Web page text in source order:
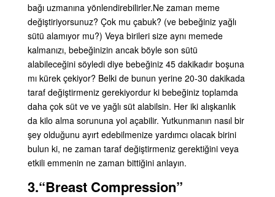
bağı uzmanına yönlendirebilirler.Ne zaman meme
değiştiriyorsunuz? Çok mu çabuk? (ve bebeğiniz yağlı
sütü alamıyor mu?) Veya birileri size aynı memede
kalmanızı, bebeğinizin ancak böyle son sütü
alabileceğini söyledi diye bebeğiniz 45 dakikadır boşuna
mı kürek çekiyor? Belki de bunun yerine 20-30 dakikada
taraf değiştirmeniz gerekiyordur ki bebeğiniz toplamda
daha çok süt ve ve yağlı süt alabilsin. Her iki alışkanlık
da kilo alma sorununa yol açabilir. Yutkunmanın nasıl bir
şey olduğunu ayırt edebilmenize yardımcı olacak birini
bulun ki, ne zaman taraf değiştirmeniz gerektiğini veya
etkili emmenin ne zaman bittiğini anlayın.
3.“Breast Compression”